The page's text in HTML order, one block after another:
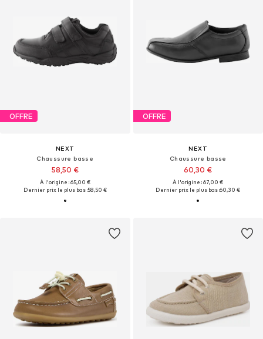
OFFRE
NEXT
Chaussure basse
58,50 €
À l'origine : 65,00 €
Dernier prix le plus bas :58,50 €
OFFRE
NEXT
Chaussure basse
60,30 €
À l'origine : 67,00 €
Dernier prix le plus bas :60,30 €